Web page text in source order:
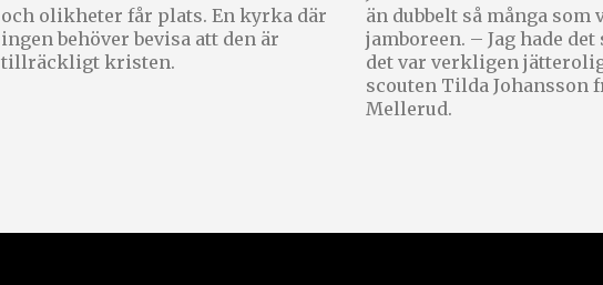
och olikheter får plats. En kyrka där
ingen behöver bevisa att den är
tillräckligt kristen.
än dubbelt så många som
jamboreen. – Jag hade det så bra och
det var verkligen
scouten Tilda Johansson
Mellerud.